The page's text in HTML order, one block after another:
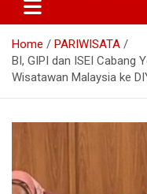
Home
PARIWISATA
BI, GIPI dan ISEI Cabang
Wisatawan Malaysia ke